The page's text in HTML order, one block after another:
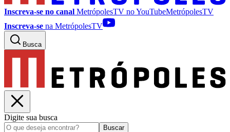
Inscreva-se no canal MetrópolesTV noYouTubeMetrópolesTV
Inscreva-se na MetrópolesTV
Busca
Digite sua busca
Buscar